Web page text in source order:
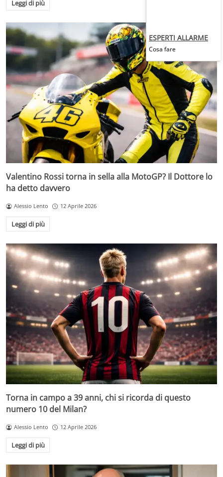
Leggi di più
Valentino Rossi torna in sella alla MotoGP? Il Dottore lo
ha detto davvero
Alessio Lento 12 Aprile 2026
Leggi di più
Torna in campo a 39 anni, chi si ricorda di questo
numero 10 del Milan?
Alessio Lento 12 Aprile 2026
Leggi di più
ESPERTI ALLARME
Cosa fare